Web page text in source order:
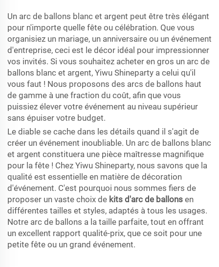
Un arc de ballons blanc et argent peut être très élégant
pour n'importe quelle fête ou célébration. Que vous
organisiez un mariage, un anniversaire ou un événement
d'entreprise, ceci est le décor idéal pour impressionner
vos invités. Si vous souhaitez acheter en gros un arc de
ballons blanc et argent, Yiwu Shineparty a celui qu'il
vous faut ! Nous proposons des arcs de ballons haut
de gamme à une fraction du coût, afin que vous
puissiez élever votre événement au niveau supérieur
sans épuiser votre budget.
Le diable se cache dans les détails quand il s'agit de
créer un événement inoubliable. Un arc de ballons blanc
et argent constituera une pièce maîtresse magnifique
pour la fête ! Chez Yiwu Shineparty, nous savons que la
qualité est essentielle en matière de décoration
d'événement. C'est pourquoi nous sommes fiers de
proposer un vaste choix de kits d'arc de ballons en
différentes tailles et styles, adaptés à tous les usages.
Notre arc de ballons a la taille parfaite, tout en offrant
un excellent rapport qualité-prix, que ce soit pour une
petite fête ou un grand événement.